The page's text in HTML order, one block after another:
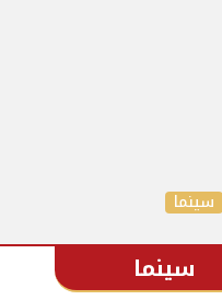
سينما
سينما